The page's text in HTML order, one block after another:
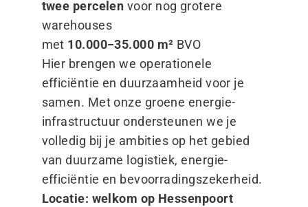
twee percelen voor nog grotere
warehouses
met 10.000−35.000 m² BVO
Hier brengen we operationele
efficiëntie en duurzaamheid voor je
samen. Met onze groene energie-
infrastructuur ondersteunen we je
volledig bij je ambities op het gebied
van duurzame logistiek, energie-
efficiëntie en bevoorradingszekerheid.
Locatie: welkom op Hessenpoort